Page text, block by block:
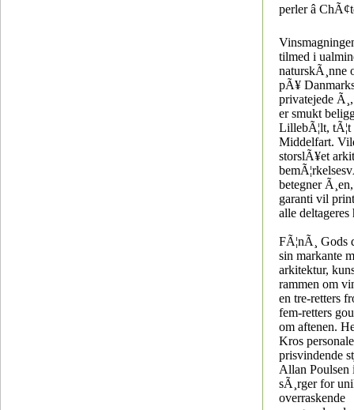
perler â
tilmed i
naturskÃ¸nne
pÃ¥
privatejede
er smukt
LillebÃ¦lt,
Middelfart.
storslÃ¥et
betegner
garanti vil
alle
FÃ¦nÃ¸ Gods
sin markante
arkitektur,
rammen om
en tre-retters
fem-retters
om aftenen.
Kros
prisvindende
Allan Poulsen
sÃ¸rger for
overraskende